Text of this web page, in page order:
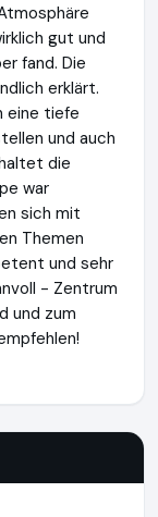
gut und
fand. Die
erklärt.
eine tiefe
und auch
die
war
sich mit
Themen
und sehr
- Zentrum
und zum